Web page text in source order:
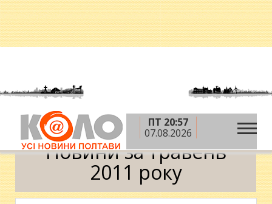
ПТ 20:57
07.08.2026
Головна » 2011 рік » травень Календар
Новини за травень
2011 року